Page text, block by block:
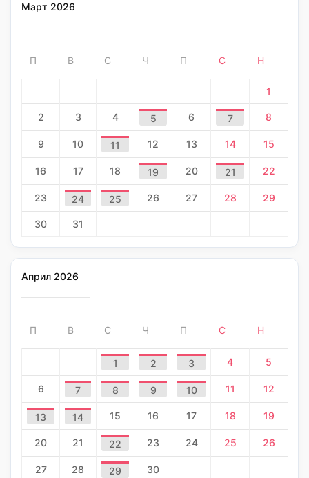
Март 2026
П В С Ч П С Н
1
2 3 4 5 6 7 8
9 10 11 12 13 14 15
16 17 18 19 20 21 22
23 24 25 26 27 28 29
30 31
Април 2026
П В С Ч П С Н
1 2 3 4 5
6 7 8 9 10 11 12
13 14 15 16 17 18 19
20 21 22 23 24 25 26
27 28 29 30